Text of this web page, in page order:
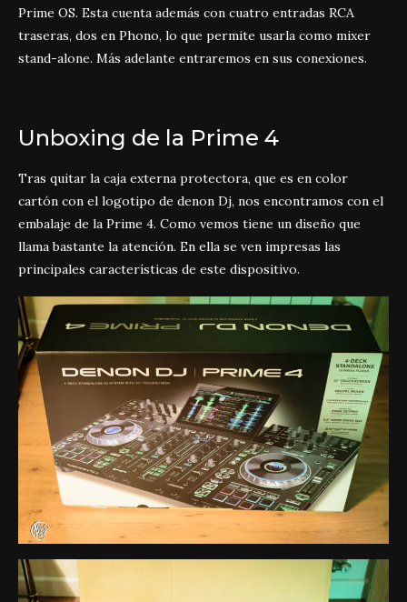
Prime OS. Esta cuenta además con cuatro entradas RCA
traseras, dos en Phono, lo que permite usarla como mixer
stand-alone. Más adelante entraremos en sus conexiones.
Unboxing de la Prime 4
Tras quitar la caja externa protectora, que es en color
cartón con el logotipo de denon Dj, nos encontramos con el
embalaje de la Prime 4. Como vemos tiene un diseño que
llama bastante la atención. En ella se ven impresas las
principales características de este dispositivo.